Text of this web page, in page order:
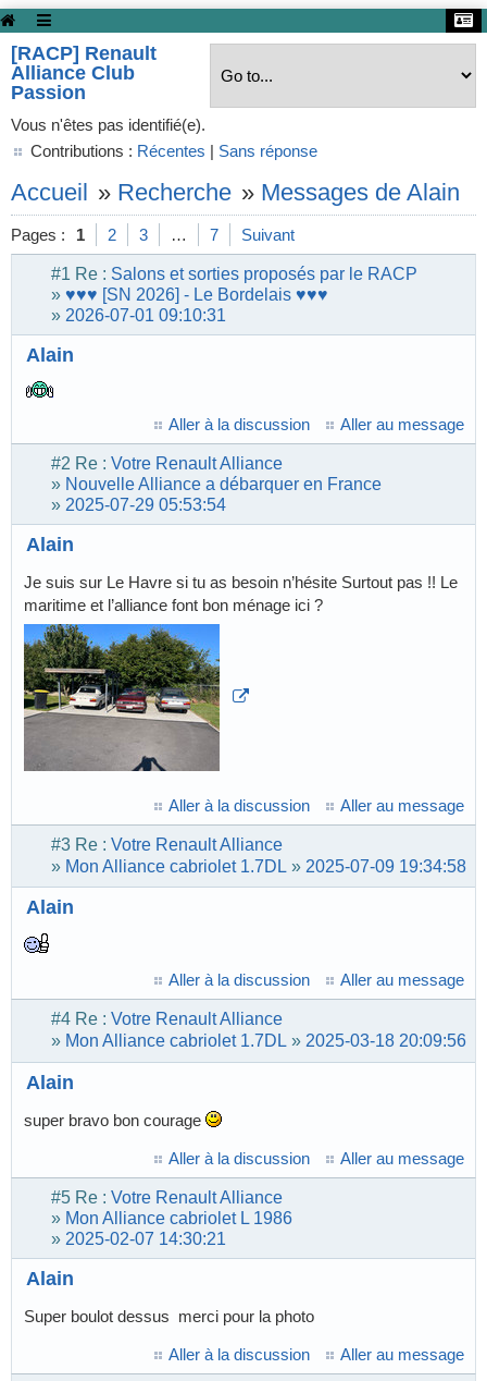
[RACP] Renault
Alliance Club
Passion
Vous n'êtes pas identifié(e).
Contributions : Récentes | Sans réponse
Accueil » Recherche » Messages de Alain
Pages : 1 2 3 … 7 Suivant
#1 Re : Salons et sorties proposés par le RACP
» ♥♥♥ [SN 2026] - Le Bordelais ♥♥♥
» 2026-07-01 09:10:31
Alain
Aller à la discussion Aller au message
#2 Re : Votre Renault Alliance
» Nouvelle Alliance a débarquer en France
» 2025-07-29 05:53:54
Alain
Je suis sur Le Havre si tu as besoin n’hésite Surtout pas !! Le
maritime et l’alliance font bon ménage ici ?
Aller à la discussion Aller au message
#3 Re : Votre Renault Alliance
» Mon Alliance cabriolet 1.7DL » 2025-07-09 19:34:58
Alain
Aller à la discussion Aller au message
#4 Re : Votre Renault Alliance
» Mon Alliance cabriolet 1.7DL » 2025-03-18 20:09:56
Alain
super bravo bon courage
Aller à la discussion Aller au message
#5 Re : Votre Renault Alliance
» Mon Alliance cabriolet L 1986
» 2025-02-07 14:30:21
Alain
Super boulot dessus merci pour la photo
Aller à la discussion Aller au message